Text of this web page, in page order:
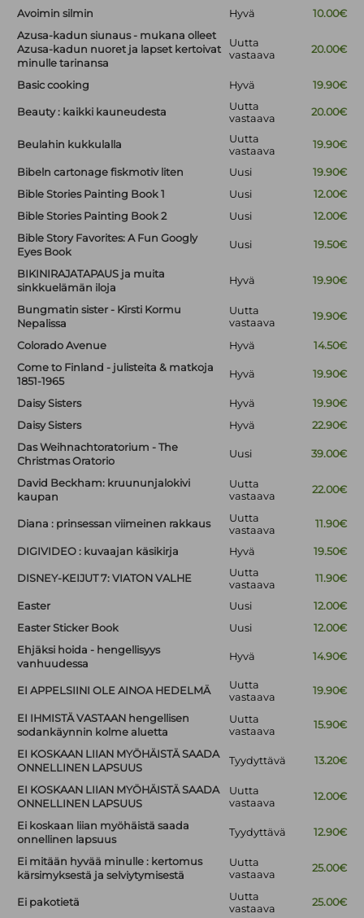
Avoimin silmin Hyvä
10.00€
Azusa-kadun siunaus - mukana olleet
Azusa-kadun nuoret ja lapset kertoivat
minulle tarinansa
Uutta
vastaava
20.00€
Basic cooking Hyvä 19.90€
Beauty : kaikki kauneudesta
Uutta
vastaava
20.00€
Beulahin kukkulalla
Uutta
vastaava
19.90€
Bibeln cartonage fiskmotiv liten Uusi
19.90€
Bible Stories Painting Book 1
Uusi
12.00€
Bible Stories Painting Book 2
Uusi
12.00€
Bible Story Favorites: A Fun Googly
Eyes Book
Uusi 19.50€
BIKINIRAJATAPAUS ja muita
sinkkuelämän iloja
Hyvä 19.90€
Bungmatin sister - Kirsti Kormu
Nepalissa
Uutta
vastaava
19.90€
Colorado Avenue Hyvä
14.50€
Come to Finland - julisteita & matkoja
1851-1965
Hyvä 19.90€
Daisy Sisters Hyvä
19.90€
Daisy Sisters
Hyvä
22.90€
Das Weihnachtoratorium - The
Christmas Oratorio
Uusi 39.00€
David Beckham: kruununjalokivi
kaupan
Uutta
vastaava
22.00€
Diana : prinsessan viimeinen rakkaus
Uutta
vastaava
11.90€
DIGIVIDEO : kuvaajan käsikirja Hyvä 19.50€
DISNEY-KEIJUT 7: VIATON VALHE
Uutta
vastaava
11.90€
Easter Uusi
12.00€
Easter Sticker Book
Uusi
12.00€
Ehjäksi hoida - hengellisyys
vanhuudessa
Hyvä 14.90€
EI APPELSIINI OLE AINOA HEDELMÄ
Uutta
vastaava
19.90€
EI IHMISTÄ VASTAAN hengellisen
sodankäynnin kolme aluetta
Uutta
vastaava
15.90€
EI KOSKAAN LIIAN MYÖHÄISTÄ SAADA
ONNELLINEN LAPSUUS
Tyydyttävä 13.20€
EI KOSKAAN LIIAN MYÖHÄISTÄ SAADA
ONNELLINEN LAPSUUS
Uutta
vastaava
12.00€
Ei koskaan liian myöhäistä saada
onnellinen lapsuus
Tyydyttävä 12.90€
Ei mitään hyvää minulle : kertomus
kärsimyksestä ja selviytymisestä
Uutta
vastaava
25.00€
Ei pakotietä
Uutta
vastaava
25.00€